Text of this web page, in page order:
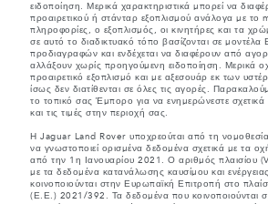
ειδοποίηση. Μερικά χαρακτηριστικά μπορεί να
προαιρετικού ή στάνταρ εξοπλισμού ανάλογα με το
πληροφορίες, ο εξοπλισμός, οι κινητήρες και τα
σε αυτό το διαδικτυακό τόπο βασίζονται σε
προδιαγραφών και ενδέχεται να διαφέρουν από
αλλάξουν χωρίς προηγούμενη ειδοποίηση. Μερικά
προαιρετικό εξοπλισμό και με αξεσουάρ εκ των
ίσως δεν διατίθενται σε όλες τις αγορές.
το τοπικό σας Έμπορο για να ενημερώνεστε σχετικά
και τις τιμές στην περιοχή σας.
Η Jaguar Land Rover υποχρεούται από τη
να γνωστοποιεί ορισμένα δεδομένα σχετικά με τα
από την 1η Ιανουαρίου 2021. Ο αριθμός πλαισίου
με τα δεδομένα κατανάλωσης καυσίμου και
κοινοποιούνται στην Ευρωπαϊκή Επιτροπή στο
(Ε.Ε.) 2021/392. Τα δεδομένα που κοινοποιούνται